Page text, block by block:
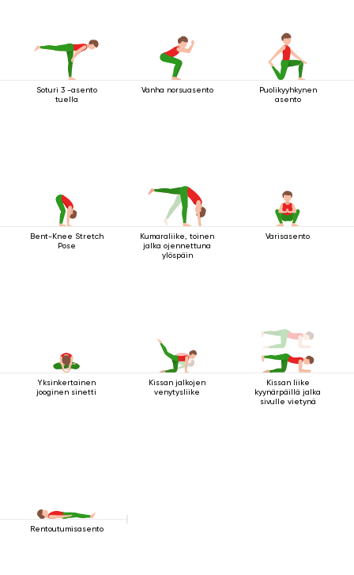
Soturi 3 -asento
tuella
Vanha norsuasento
Puolikyyhkynen
asento
Bent-Knee Stretch
Pose
Kumaraliike, toinen
jalka ojennettuna
ylöspäin
Varisasento
Yksinkertainen
jooginen sinetti
Kissan jalkojen
venytysliike
Kissan liike
kyynärpäillä jalka
sivulle vietynä
Rentoutumisasento